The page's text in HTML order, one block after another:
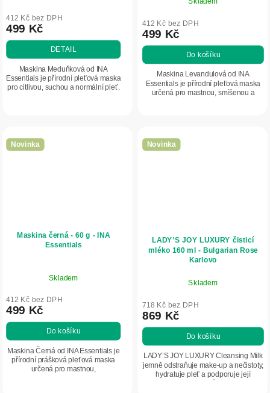
412 Kč bez DPH
499 Kč
DETAIL
Maskina Meduňková od INA
Essentials je přírodní pleťová maska
pro citlivou, suchou a normální pleť.
412 Kč bez DPH
499 Kč
Do košíku
Maskina Levandulová od INA
Essentials je přírodní pleťová maska
určená pro mastnou, smíšenou a
Novinka
Maskina černá - 60 g - INA
Essentials
Skladem
412 Kč bez DPH
499 Kč
Do košíku
Maskina Černá od INA Essentials je
přírodní prášková pleťová maska
určená pro mastnou,
Novinka
LADY’S JOY LUXURY čisticí
mléko 160 ml - Bulgarian Rose
Karlovo
Skladem
718 Kč bez DPH
869 Kč
Do košíku
LADY’S JOY LUXURY Cleansing Milk
jemně odstraňuje make-up a nečistoty,
hydratuje pleť a podporuje její